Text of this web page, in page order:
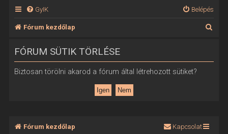
GyIK Belépés
Fórum kezdőlap
FÓRUM SÜTIK TÖRLÉSE
Biztosan törölni akarod a fórum által létrehozott sütiket?
Fórum kezdőlap Kapcsolat